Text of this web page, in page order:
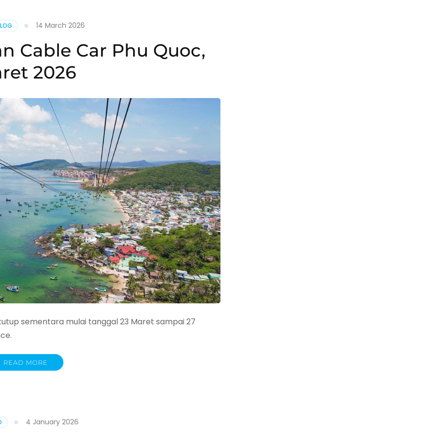
14 March 2026
Cable Car Phu Quoc,
2026
sementara mulai tanggal 23 Maret sampai 27
READ MORE
4 January 2026